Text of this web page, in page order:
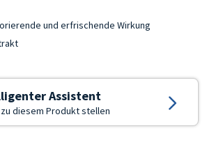
und erfrischende Wirkung
Assistent
diesem Produkt stellen